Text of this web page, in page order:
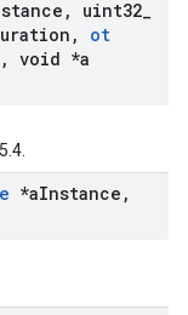
, uint32
,
ot
, void *a
*aInstance ,